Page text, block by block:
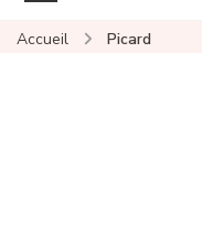
Accueil Picard